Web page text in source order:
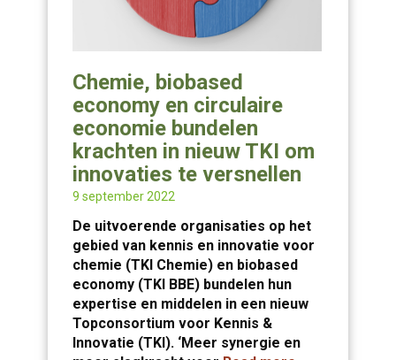
Chemie, biobased
economy en circulaire
economie bundelen
krachten in nieuw TKI om
innovaties te versnellen
9 september 2022
De uitvoerende organisaties op het
gebied van kennis en innovatie voor
chemie (TKI Chemie) en biobased
economy (TKI BBE) bundelen hun
expertise en middelen in een nieuw
Topconsortium voor Kennis &
Innovatie (TKI). ‘Meer synergie en